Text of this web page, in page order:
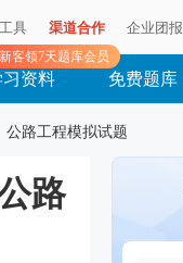
具
客领7天题库会员
渠道合作 企业团报
习资料 免费题库
公路工程模拟试题
路